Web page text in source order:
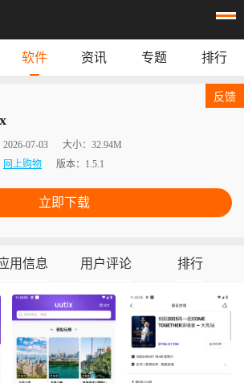
软件 资讯 专题 排行
2026-07-03 大小： 32.94M
网上购物 版本： 1.5.1
立即下载
反馈
用信息 用户评论 排行